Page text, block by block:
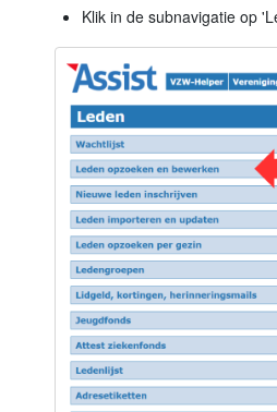
Klik in de subnavigatie op